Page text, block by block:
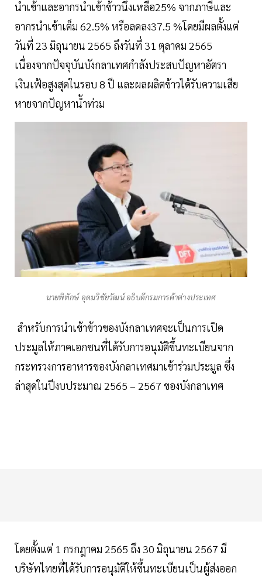
นำเข้าและอากรนำเข้าข้าวนึ่งเหลือ25% จากภาษีและ
อากรนำเข้าเต็ม 62.5% หรือลดลง37.5 %โดยมีผลตั้งแต่
วันที่ 23 มิถุนายน 2565 ถึงวันที่ 31 ตุลาคม 2565
เนื่องจากปัจจุบันบังกลาเทศกำลังประสบปัญหาอัตรา
เงินเฟ้อสูงสุดในรอบ 8 ปี และผลผลิตข้าวได้รับความเสีย
หายจากปัญหาน้ำท่วม
นายพิทักษ์ อุดมวิชัยวัฒน์ อธิบดีกรมการค้าต่างประเทศ
สำหรับการนำเข้าข้าวของบังกลาเทศจะเป็นการเปิด
ประมูลให้ภาคเอกชนที่ได้รับการอนุมัติขึ้นทะเบียนจาก
กระทรวงการอาหารของบังกลาเทศมาเข้าร่วมประมูล ซึ่ง
ล่าสุดในปีงบประมาณ 2565 – 2567 ของบังกลาเทศ
โดยตั้งแต่ 1 กรกฎาคม 2565 ถึง 30 มิถุนายน 2567 มี
บริษัทไทยที่ได้รับการอนุมัติให้ขึ้นทะเบียนเป็นผู้ส่งออก